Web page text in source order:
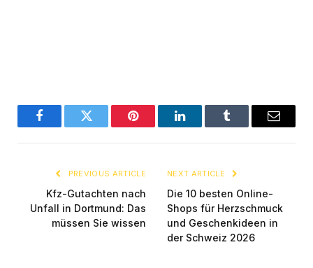
FacebookTwitter Pinterest LinkedInTumblr Email
PREVIOUS ARTICLE
Kfz-Gutachten nach
Unfall in Dortmund: Das
müssen Sie wissen
NEXT ARTICLE
Die 10 besten Online-
Shops für Herzschmuck
und Geschenkideen in
der Schweiz 2026